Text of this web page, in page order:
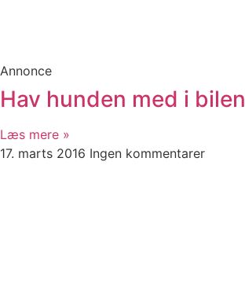
Annonce
Hav hunden med i bilen
Læs mere »
17. marts 2016 Ingen kommentarer